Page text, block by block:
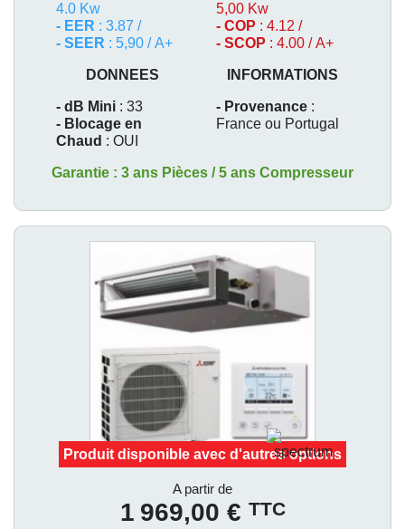
4.0 Kw
- EER : 3.87 /
- SEER : 5,90 / A+
5,00 Kw
- COP : 4.12 /
- SCOP : 4.00 / A+
DONNEES
- dB Mini : 33
- Blocage en
Chaud : OUI
INFORMATIONS
- Provenance :
France ou Portugal
Garantie : 3 ans Pièces / 5 ans Compresseur
Produit disponible avec d'autres options
A partir de
1 969,00 € TTC